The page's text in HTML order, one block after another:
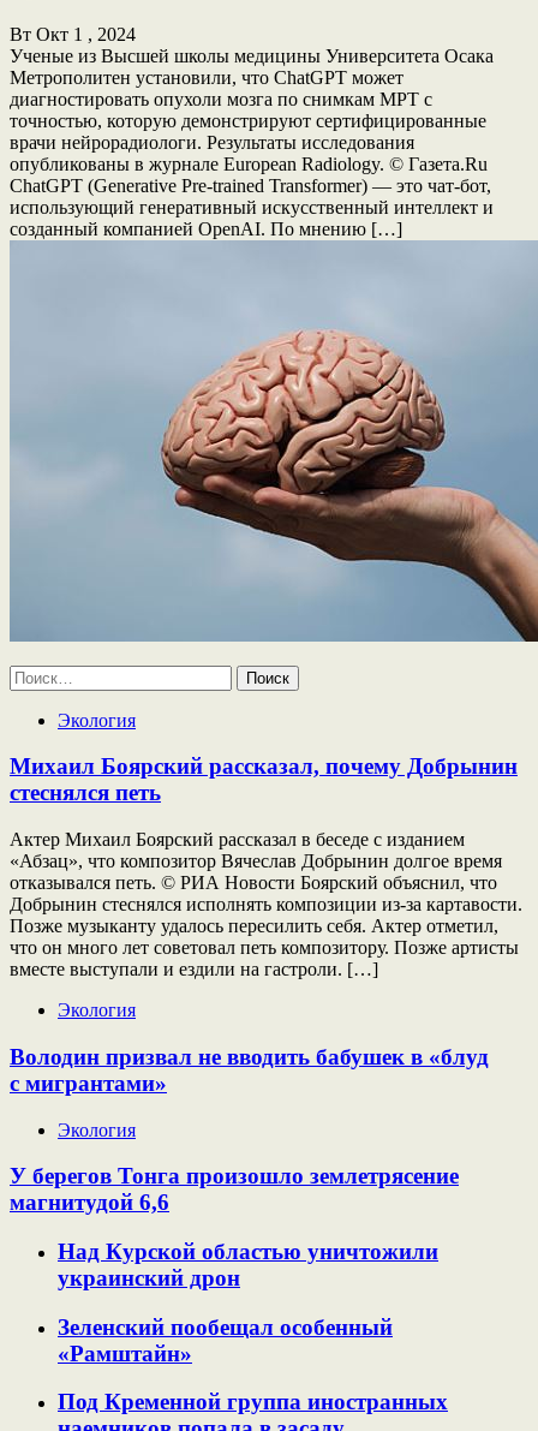
Вт Окт 1 , 2024
Ученые из Высшей школы медицины Университета Осака
Метрополитен установили, что ChatGPT может
диагностировать опухоли мозга по снимкам МРТ с
точностью, которую демонстрируют сертифицированные
врачи нейрорадиологи. Результаты исследования
опубликованы в журнале European Radiology. © Газета.Ru
ChatGPT (Generative Pre-trained Transformer) — это чат-бот,
использующий генеративный искусственный интеллект и
созданный компанией OpenAI. По мнению […]
Найти:
Экология
Михаил Боярский рассказал, почему Добрынин
стеснялся петь
Актер Михаил Боярский рассказал в беседе с изданием
«Абзац», что композитор Вячеслав Добрынин долгое время
отказывался петь. © РИА Новости Боярский объяснил, что
Добрынин стеснялся исполнять композиции из-за картавости.
Позже музыканту удалось пересилить себя. Актер отметил,
что он много лет советовал петь композитору. Позже артисты
вместе выступали и ездили на гастроли. […]
Экология
Володин призвал не вводить бабушек в «блуд
с мигрантами»
Экология
У берегов Тонга произошло землетрясение
магнитудой 6,6
Над Курской областью уничтожили
украинский дрон
Зеленский пообещал особенный
«Рамштайн»
Под Кременной группа иностранных